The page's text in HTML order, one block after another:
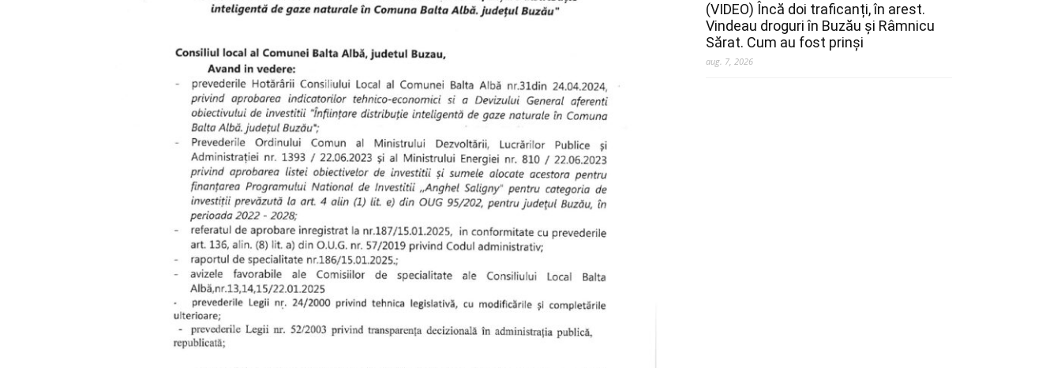
(VIDEO) Încă doi traficanți, în arest.
Vindeau droguri în Buzău și Râmnicu
Sărat. Cum au fost prinși
aug. 7, 2026